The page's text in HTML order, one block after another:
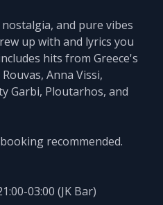
and pure vibes
up with and lyrics you
hits from Greece's
Anna Vissi,
Garbi, Ploutarhos, and
recommended.
03:00 (JK Bar)